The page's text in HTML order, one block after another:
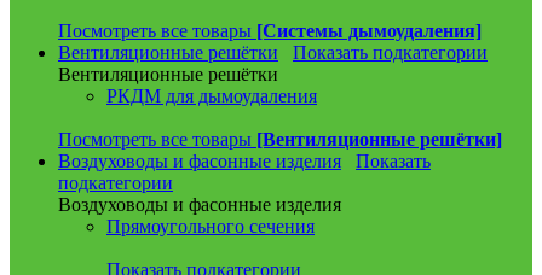
Посмотреть все товары [Системы дымоудаления]
Вентиляционные решётки
Показать подкатегории
Вентиляционные решётки
РКДМ для дымоудаления
Посмотреть все товары [Вентиляционные решётки]
Воздуховоды и фасонные изделия
Показать
подкатегории
Воздуховоды и фасонные изделия
Прямоугольного сечения
Показать подкатегории